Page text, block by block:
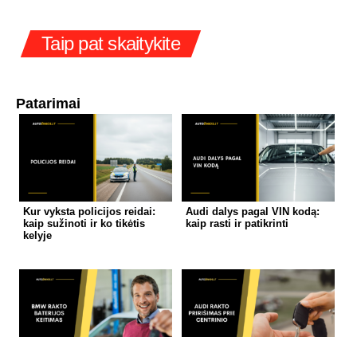
Taip pat skaitykite
Patarimai
Kur vyksta policijos reidai:
kaip sužinoti ir ko tikėtis
kelyje
Audi dalys pagal VIN kodą:
kaip rasti ir patikrinti